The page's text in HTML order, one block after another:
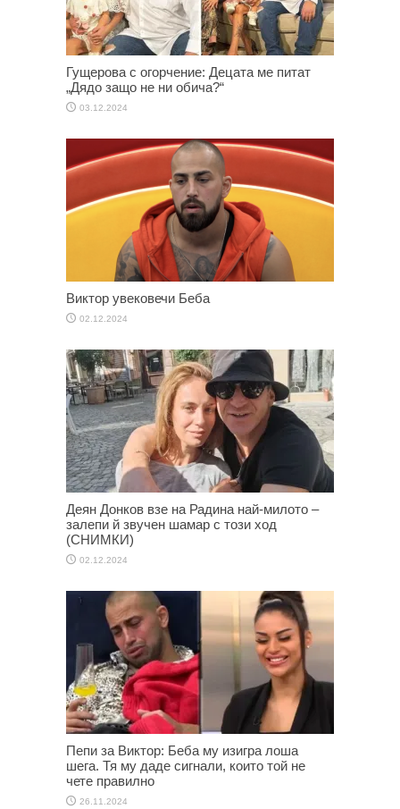
Гущерова с огорчение: Децата ме питат
„Дядо защо не ни обича?“
03.12.2024
Виктор увековечи Беба
02.12.2024
Деян Донков взе на Радина най-милото –
залепи й звучен шамар с този ход
(СНИМКИ)
02.12.2024
Пепи за Виктор: Беба му изигра лоша
шега. Тя му даде сигнали, които той не
чете правилно
26.11.2024